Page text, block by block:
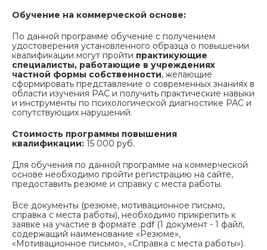
Обучение на коммерческой основе:
По данной программе обучение с получением
удостоверения установленного образца о повышении
квалификации могут пройти практикующие
специалисты, работающие в учреждениях
частной формы собственности, желающие
сформировать представление о современных знаниях в
области изучения РАС и получить практические навыки
и инструменты по психологической диагностике РАС и
сопутствующих нарушений.
Стоимость программы повышения
квалификации: 15 000 руб.
Для обучения по данной программе на коммерческой
основе необходимо пройти регистрацию на сайте,
предоставить резюме и справку с места работы.
Все документы (резюме, мотивационное письмо,
справка с места работы), необходимо прикрепить к
заявке на участие в формате .pdf (1 документ - 1 файл,
содержащий наименование «Резюме»,
«Мотивационное письмо», «Справка с места работы»).